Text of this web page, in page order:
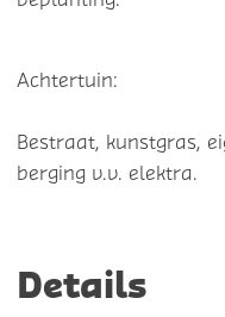
Achtertuin:
Bestraat, kunstgras,
berging v.v. elektra.
Details